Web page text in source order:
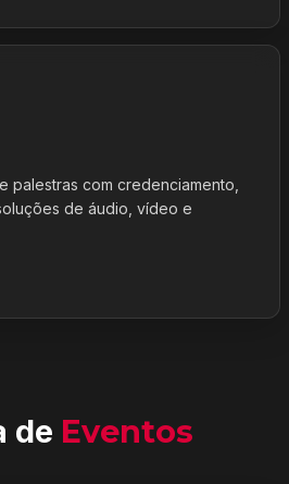
palestras com credenciamento,
de áudio, vídeo e
de Eventos